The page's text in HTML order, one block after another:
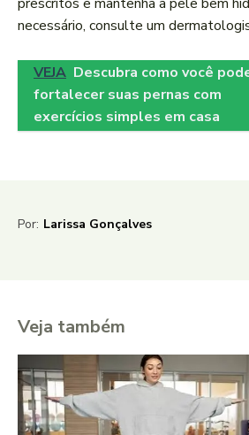
necessário, consulte um
VEJA Descubra como você
fortalecer suas pernas com
exercícios simples em casa
Por: Larissa Gonçalves
Veja também